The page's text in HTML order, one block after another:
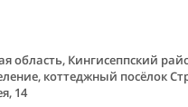
область, Кингисеппский
коттеджный посёлок
14